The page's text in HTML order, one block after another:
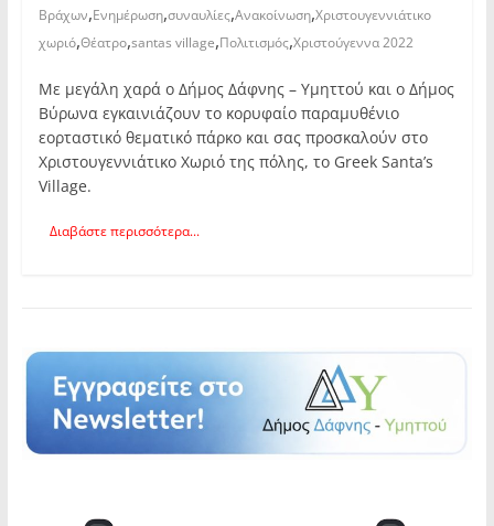
Βράχων,Ενημέρωση,συναυλίες,Ανακοίνωση,Χριστουγεννιάτικο
χωριό,Θέατρο,santas village,Πολιτισμός,Χριστούγεννα 2022
Με μεγάλη χαρά ο Δήμος Δάφνης – Υμηττού και ο Δήμος
Βύρωνα εγκαινιάζουν το κορυφαίο παραμυθένιο
εορταστικό θεματικό πάρκο και σας προσκαλούν στο
Χριστουγεννιάτικο Χωριό της πόλης, το Greek Santa’s
Village.
Διαβάστε περισσότερα...